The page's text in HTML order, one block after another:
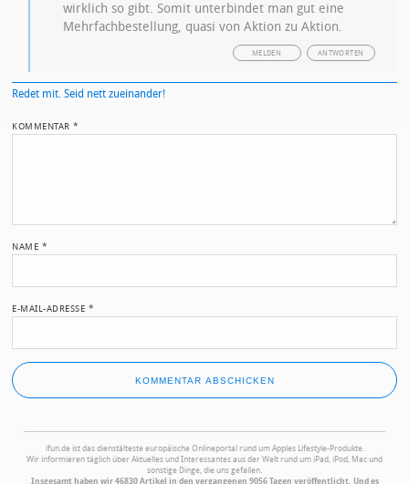
wirklich so gibt. Somit unterbindet man gut eine
Mehrfachbestellung, quasi von Aktion zu Aktion.
ANTWORTEN
MELDEN
Redet mit. Seid nett zueinander!
KOMMENTAR*
NAME *
E-MAIL-ADRESSE *
ifun.de ist das dienstälteste europäische Onlineportal rund um Apples Lifestyle-Produkte.
Wir informieren täglich über Aktuelles und Interessantes aus der Welt rund um iPad, iPod, Mac und
sonstige Dinge, die uns gefallen.
Insgesamt haben wir 46830 Artikel in den vergangenen 9056 Tagen veröffentlicht. Und es